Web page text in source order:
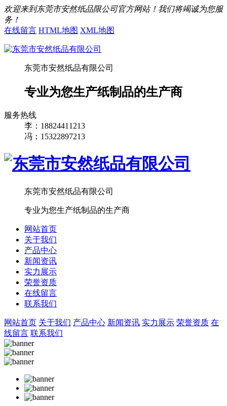
欢迎来到东莞市安然纸品限公司官方网站！我们将竭诚为您服
务！
在线留言 HTML地图 XML地图
东莞市安然纸品有限公司
专业为您生产纸制品的生产商
服务热线
李：18824411213
冯：15322897213
东莞市安然纸品有限公司
专业为您生产纸制品的生产商
网站首页
关于我们
产品中心
新闻资讯
实力展示
荣誉资质
在线留言
联系我们
网站首页 关于我们 产品中心 新闻资讯 实力展示 荣誉资质 在
线留言 联系我们